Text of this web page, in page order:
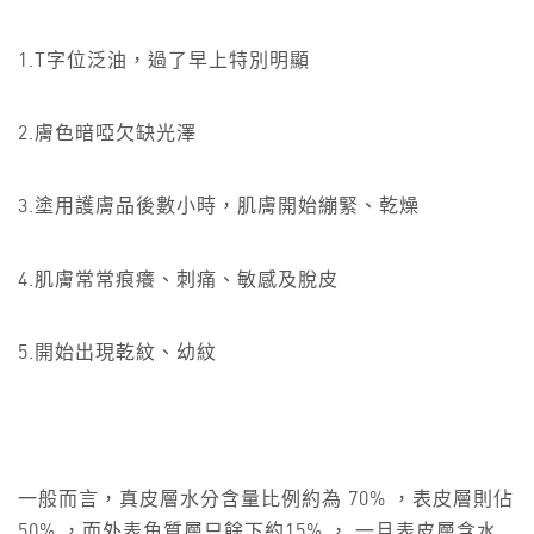
1.T字位泛油，過了早上特別明顯
2.膚色暗啞欠缺光澤
3.塗用護膚品後數小時，肌膚開始繃緊、乾燥
4.肌膚常常痕癢、刺痛、敏感及脫皮
5.開始出現乾紋、幼紋
一般而言，真皮層水分含量比例約為 70% ，表皮層則佔